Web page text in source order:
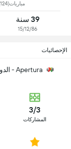
مباريات(124)
39 سنة
15/12/86
الإحصائيات
Apertura - الدوري المكسيكي الممتاز
3/3
المشاركات